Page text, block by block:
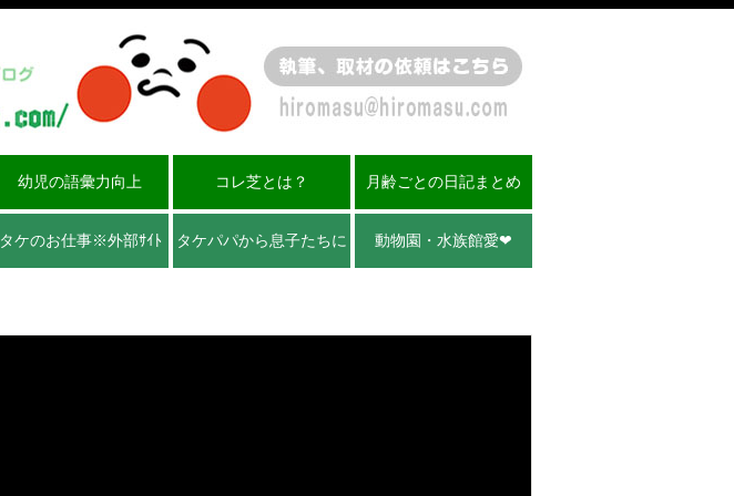
幼児の語彙力向上 コレ芝とは？ 月齢ごとの日記まとめ
タケのお仕事※外部ｻｲﾄ タケパパから息子たちに 動物園・水族館愛❤︎